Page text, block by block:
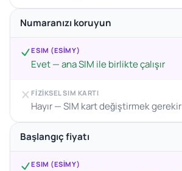
Numaranızı koruyun
ESIM (ESIMY)
Evet — ana SIM ile birlikte çalışır
FIZIKSEL SIM KARTI
Hayır — SIM kart değiştirmek gerekir
Başlangıç fiyatı
ESIM (ESIMY)